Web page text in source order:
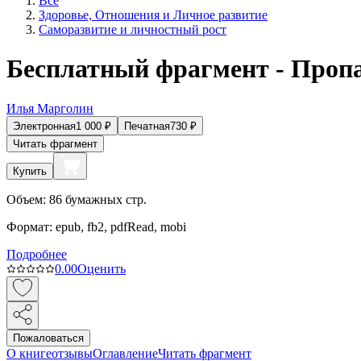
Здоровье, Отношения и Личное развитие
Саморазвитие и личностный рост
Бесплатный фрагмент -
Илья Марголин
Электронная1 000 ₽ Печатная730 ₽
Читать фрагмент
Купить
Объем: 86 бумажных стр.
Формат: epub, fb2, pdfRead, mobi
Подробнее
0.00Оценить
Пожаловаться
О книгеотзывыОглавлениеЧитать фрагмент